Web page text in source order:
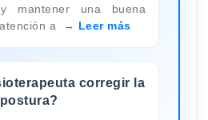
mantener una buena
a
Leer más
corregir la
postura?